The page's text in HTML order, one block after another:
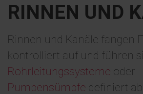
RINNEN UND
Rinnen und Kanäle fangen
kontrolliert auf und führen
Rohrleitungssysteme oder
Pumpensümpfe definiert ab.